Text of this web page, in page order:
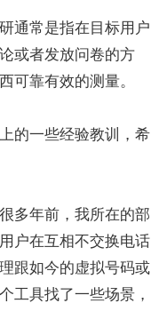
通常是指在目标用户
或者发放问卷的方
可靠有效的测量。
的一些经验教训，希
多年前，我所在的部
户在互相不交换电话
跟如今的虚拟号码或
工具找了一些场景，